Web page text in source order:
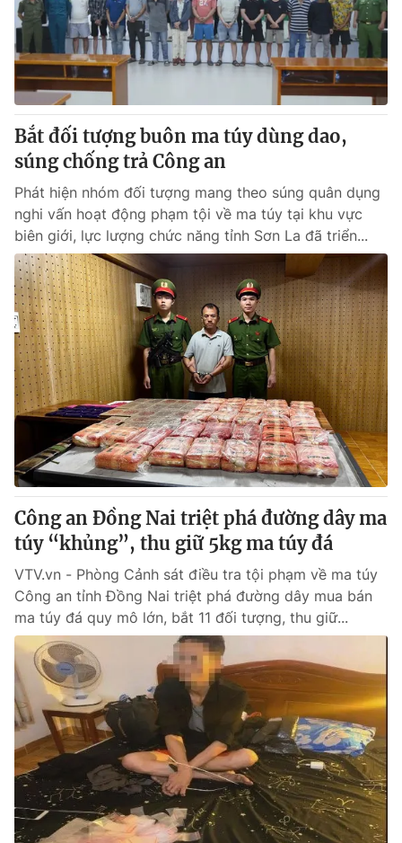
Thế giới đó đây
Câu chuyện quốc tế
Tài chính
Thị trường
Góc doanh nghiệp
Dữ liệu và đời sống
Truyền hình
Phim VTV
Hậu trường
Nhân vật
Khán giả
Giải sao mai
Giải trí
Điện ảnh
Âm nhạc
Sao
Đời sống
Du lịch
Làm đẹp
Chất lượng cuộc sống
Giáo dục
Tuyển sinh
Học trực tuyến
Công nghệ
Hitech Công nghệ tương lai
Sản phẩm
Thị trường
Tư vấn
Giao lưu trực tuyến
Lịch phát sóng
Chuyên mục khác
Emagazine Podcast
Photo Infographic
Video Shorts video
VTV Money VTV Thể thao
VTV Sức khoẻ Bất động sản
Thị trường 24h Tấm lòng Việt
VTV4 Vươn mình bằng AI
Bắt đối tượng buôn ma túy dùng dao,
súng chống trả Công an
Phát hiện nhóm đối tượng mang theo súng quân dụng
nghi vấn hoạt động phạm tội về ma túy tại khu vực
biên giới, lực lượng chức năng tỉnh Sơn La đã triển...
Công an Đồng Nai triệt phá đường dây ma
túy “khủng”, thu giữ 5kg ma túy đá
VTV.vn - Phòng Cảnh sát điều tra tội phạm về ma túy
Công an tỉnh Đồng Nai triệt phá đường dây mua bán
ma túy đá quy mô lớn, bắt 11 đối tượng, thu giữ...